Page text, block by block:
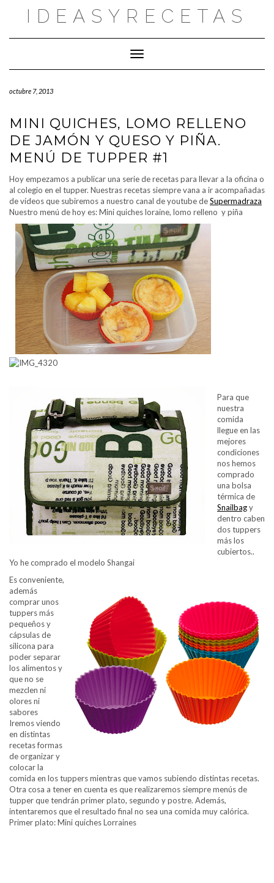
IDEASYRECETAS
Cambiar modo de navegación
octubre 7, 2013
MINI QUICHES, LOMO RELLENO
DE JAMÓN Y QUESO Y PIÑA.
MENÚ DE TUPPER #1
Hoy empezamos a publicar una serie de recetas para llevar a la oficina o
al colegio en el tupper. Nuestras recetas siempre vana a ir acompañadas
de vídeos que subiremos a nuestro canal de youtube deSupermadraza
Nuestro menú de hoy es:Mini quiches loraine, lomo relleno y piña
Para que
nuestra
comida
llegue en las
mejores
condiciones
nos hemos
comprado
una bolsa
térmica de
Snailbagy
dentro caben
dos tuppers
más los
cubiertos..
Yo he comprado el modelo Shangai
Es conveniente,
además
comprar unos
tuppers más
pequeños y
cápsulas de
silicona para
poder separar
los alimentos y
que no se
mezclen ni
olores ni
sabores
Iremos viendo
en distintas
recetas formas
de organizar y
colocar la
comida en los tuppers mientras que vamos subiendo distintas recetas.
Otra cosa a tener en cuenta es que realizaremos siempre menús de
tupper que tendrán primer plato, segundo y postre. Además,
intentaremos que el resultado final no sea una comida muy calórica.
Primer plato: Mini quiches Lorraines